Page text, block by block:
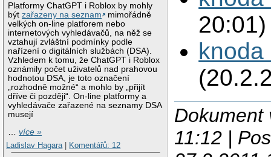
Platformy ChatGPT i Roblox by mohly
býtzařazeny na seznam
mimořádně
velkých on-line platforem nebo
internetových vyhledávačů, na něž se
vztahují zvláštní podmínky podle
nařízení o digitálních službách (DSA).
Vzhledem k tomu, že ChatGPT i Roblox
oznámily počet uživatelů nad prahovou
hodnotou DSA, je toto označení
„rozhodně možné“ a mohlo by „přijít
dříve či později“. On-line platformy a
vyhledávače zařazené na seznamy DSA
musejí
…více »
Ladislav Hagara | Komentářů: 12
20:01)
knoda
11:12 |